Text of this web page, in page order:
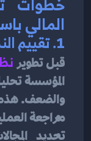
المالي
1. تقييم
قبل تطوير
والضعف.
مراجعة